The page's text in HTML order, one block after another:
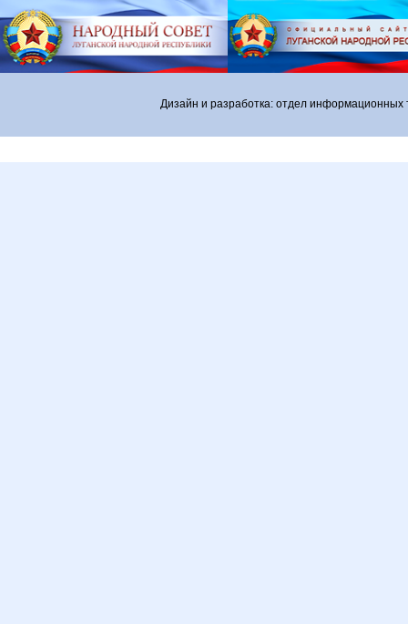
Дизайн и разработка: отдел информационных